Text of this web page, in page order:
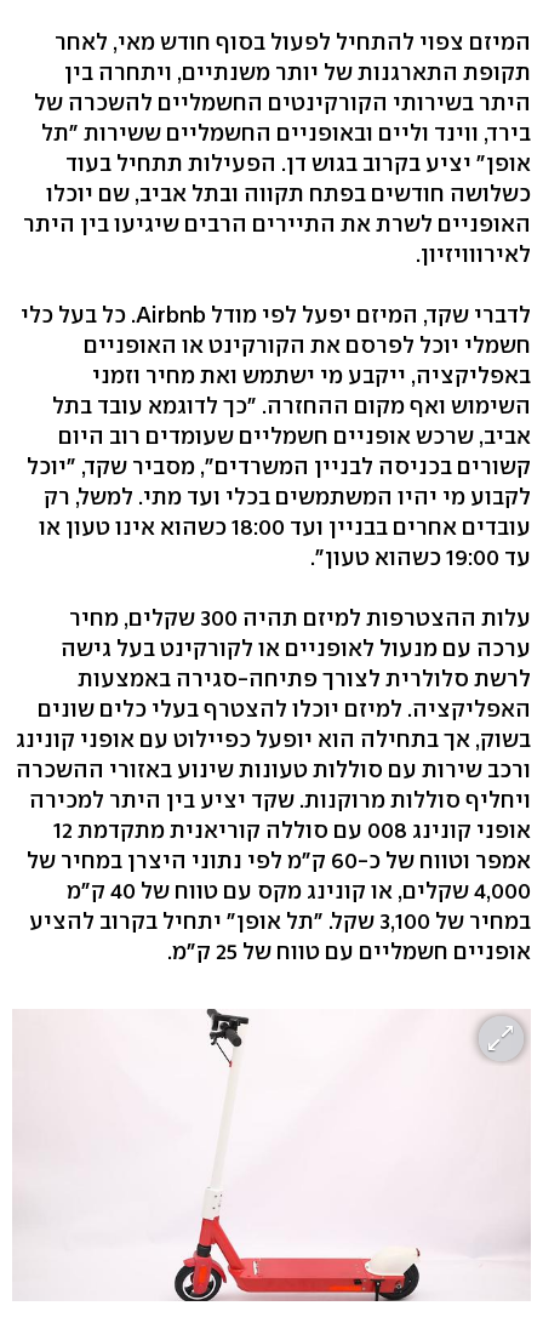
המיזם צפוי להתחיל לפעול בסוף חודש מאי, לאחר
תקופת התארגנות של יותר משנתיים, ויתחרה בין
היתר בשירותי הקורקינטים החשמליים להשכרה של
בירד, ווינד וליים ובאופניים החשמליים ששירות "תל
אופן" יציע בקרוב בגוש דן. הפעילות תתחיל בעוד
כשלושה חודשים בפתח תקווה ובתל אביב, שם יוכלו
האופניים לשרת את התיירים הרבים שיגיעו בין היתר
לאירווויזיון.
לדברי שקד, המיזם יפעל לפי מודל Airbnb. כל בעל כלי
חשמלי יוכל לפרסם את הקורקינט או האופניים
באפליקציה, ייקבע מי ישתמש ואת מחיר וזמני
השימוש ואף מקום ההחזרה. "כך לדוגמא עובד בתל
אביב, שרכש אופניים חשמליים שעומדים רוב היום
קשורים בכניסה לבניין המשרדים", מסביר שקד, "יוכל
לקבוע מי יהיו המשתמשים בכלי ועד מתי. למשל, רק
עובדים אחרים בבניין ועד 18:00 כשהוא אינו טעון או
עד 19:00 כשהוא טעון".
עלות ההצטרפות למיזם תהיה 300 שקלים, מחיר
ערכה עם מנעול לאופניים או לקורקינט בעל גישה
לרשת סלולרית לצורך פתיחה-סגירה באמצעות
האפליקציה. למיזם יוכלו להצטרף בעלי כלים שונים
בשוק, אך בתחילה הוא יופעל כפיילוט עם אופני קונינג
ורכב שירות עם סוללות טעונות שינוע באזורי ההשכרה
ויחליף סוללות מרוקנות. שקד יציע בין היתר למכירה
אופני קונינג 008 עם סוללה קוריאנית מתקדמת 12
אמפר וטווח של כ-60 ק"מ לפי נתוני היצרן במחיר של
4,000 שקלים, או קונינג מקס עם טווח של 40 ק"מ
במחיר של 3,100 שקל. "תל אופן" יתחיל בקרוב להציע
אופניים חשמליים עם טווח של 25 ק"מ.